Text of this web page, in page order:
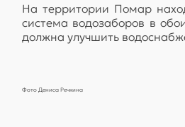
На территории Помар
система водозаборов в
должна улучшить
Фото Дениса Речкина